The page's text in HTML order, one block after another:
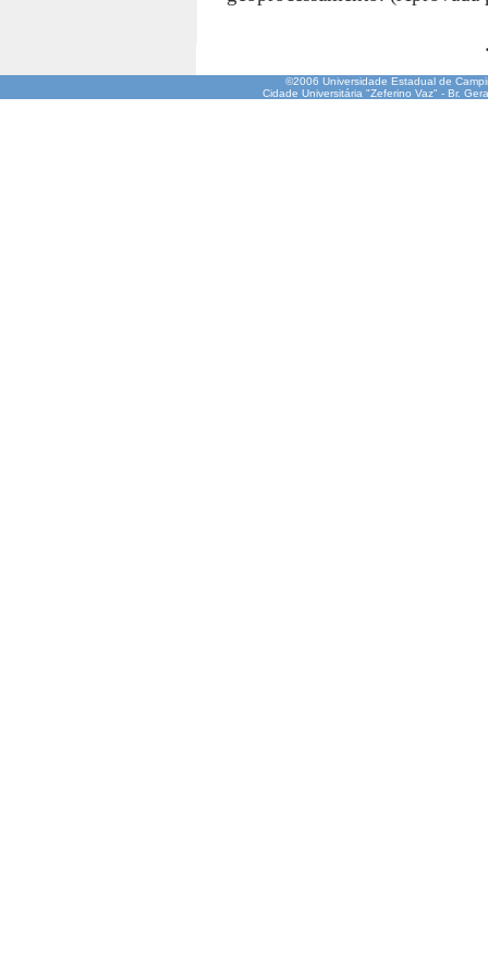
©2006 Universidade Estadual de
Cidade Universitária "Zeferino Vaz" - Br.